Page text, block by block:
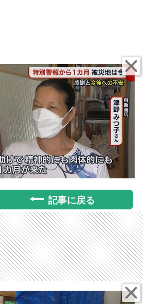
記事に戻る